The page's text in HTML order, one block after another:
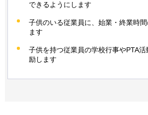
できるようにします
子供のいる従業員に、始業・終業時
ます
子供を持つ従業員の学校行事やPTA活
励します